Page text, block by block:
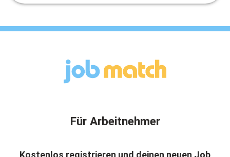
Für Arbeitnehmer